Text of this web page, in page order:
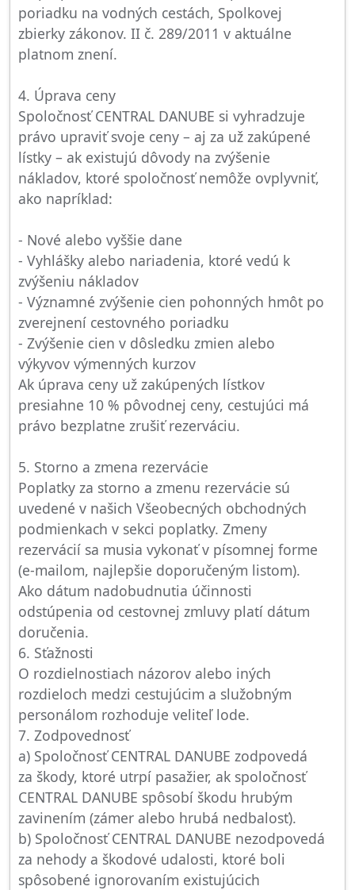
poriadku na vodných cestách, Spolkovej
zbierky zákonov. II č. 289/2011 v aktuálne
platnom znení.
4. Úprava ceny
Spoločnosť CENTRAL DANUBE si vyhradzuje
právo upraviť svoje ceny – aj za už zakúpené
lístky – ak existujú dôvody na zvýšenie
nákladov, ktoré spoločnosť nemôže ovplyvniť,
ako napríklad:
- Nové alebo vyššie dane
- Vyhlášky alebo nariadenia, ktoré vedú k
zvýšeniu nákladov
- Významné zvýšenie cien pohonných hmôt po
zverejnení cestovného poriadku
- Zvýšenie cien v dôsledku zmien alebo
výkyvov výmenných kurzov
Ak úprava ceny už zakúpených lístkov
presiahne 10 % pôvodnej ceny, cestujúci má
právo bezplatne zrušiť rezerváciu.
5. Storno a zmena rezervácie
Poplatky za storno a zmenu rezervácie sú
uvedené v našich Všeobecných obchodných
podmienkach v sekci poplatky. Zmeny
rezervácií sa musia vykonať v písomnej forme
(e-mailom, najlepšie doporučeným listom).
Ako dátum nadobudnutia účinnosti
odstúpenia od cestovnej zmluvy platí dátum
doručenia.
6. Sťažnosti
O rozdielnostiach názorov alebo iných
rozdieloch medzi cestujúcim a služobným
personálom rozhoduje veliteľ lode.
7. Zodpovednosť
a) Spoločnosť CENTRAL DANUBE zodpovedá
za škody, ktoré utrpí pasažier, ak spoločnosť
CENTRAL DANUBE spôsobí škodu hrubým
zavinením (zámer alebo hrubá nedbalosť).
b) Spoločnosť CENTRAL DANUBE nezodpovedá
za nehody a škodové udalosti, ktoré boli
spôsobené ignorovaním existujúcich